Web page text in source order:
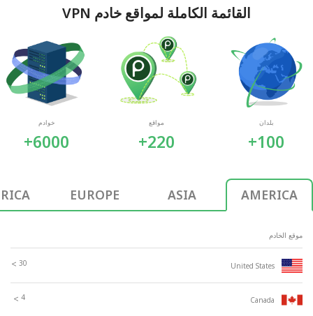
القائمة الكاملة لمواقع خادم VPN
بلدان
100+
مواقع
220+
خوادم
6000+
AMERICA
ASIA
EUROPE
موقع الخادم
United States
30
>
Canada
4
>